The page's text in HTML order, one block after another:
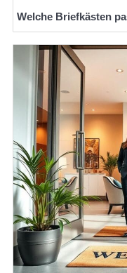
Welche Briefkästen